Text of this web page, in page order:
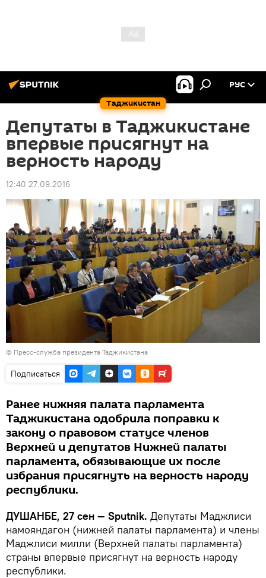
Таджикистан
РУС
Депутаты в Таджикистане
впервые присягнут на
верность народу
12:40 27.09.2016
© Пресс-служба президента Таджикистана
Подписаться
Ранее нижняя палата парламента
Таджикистана одобрила поправки к
закону о правовом статусе членов
Верхней и депутатов Нижней палаты
парламента, обязывающие их после
избрания присягнуть на верность народу
республики.
ДУШАНБЕ, 27 сен — Sputnik. Депутаты Маджлиси
намояндагон (нижней палаты парламента) и члены
Маджлиси милли (Верхней палаты парламента)
страны впервые присягнут на верность народу
республики.